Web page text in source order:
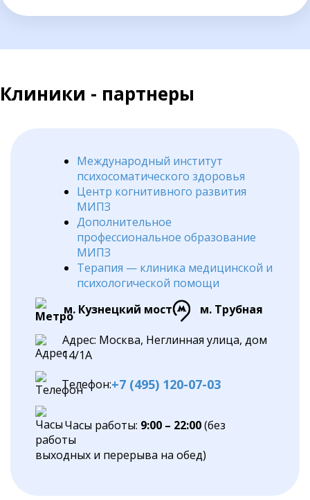
Клиники - партнеры
Международный институт
психосоматического здоровья
Центр когнитивного развития
МИПЗ
Дополнительное
профессиональное образование
МИПЗ
Терапия — клиника медицинской и
психологической помощи
м. Кузнецкий мост
м. Трубная
Адрес: Москва, Неглинная улица, дом
14/1А
Телефон:+7 (495) 120-07-03
Часы работы: 9:00 – 22:00(без
выходных и перерыва на обед)